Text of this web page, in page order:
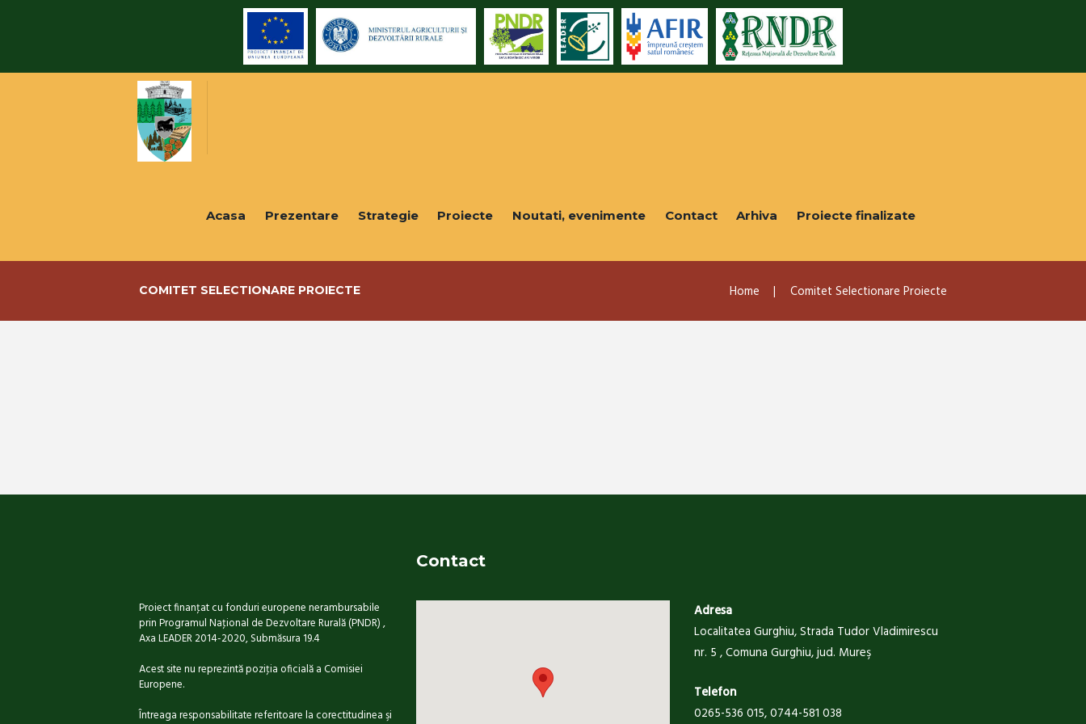
Acasa Prezentare Strategie Proiecte Noutati, evenimente Contact Arhiva Proiecte finalizate
COMITET SELECTIONARE PROIECTE Home Comitet Selectionare Proiecte
Proiect finanţat cu fonduri europene nerambursabile
prin Programul Naţional de Dezvoltare Rurală (PNDR) ,
Axa LEADER 2014-2020, Submăsura 19.4
Acest site nu reprezintă poziţia oficială a Comisiei
Europene.
Întreaga responsabilitate referitoare la corectitudinea şi
Contact
Adresa
Localitatea Gurghiu, Strada Tudor Vladimirescu
nr. 5 , Comuna Gurghiu, jud. Mureş
Telefon
0265-536 015, 0744-581 038